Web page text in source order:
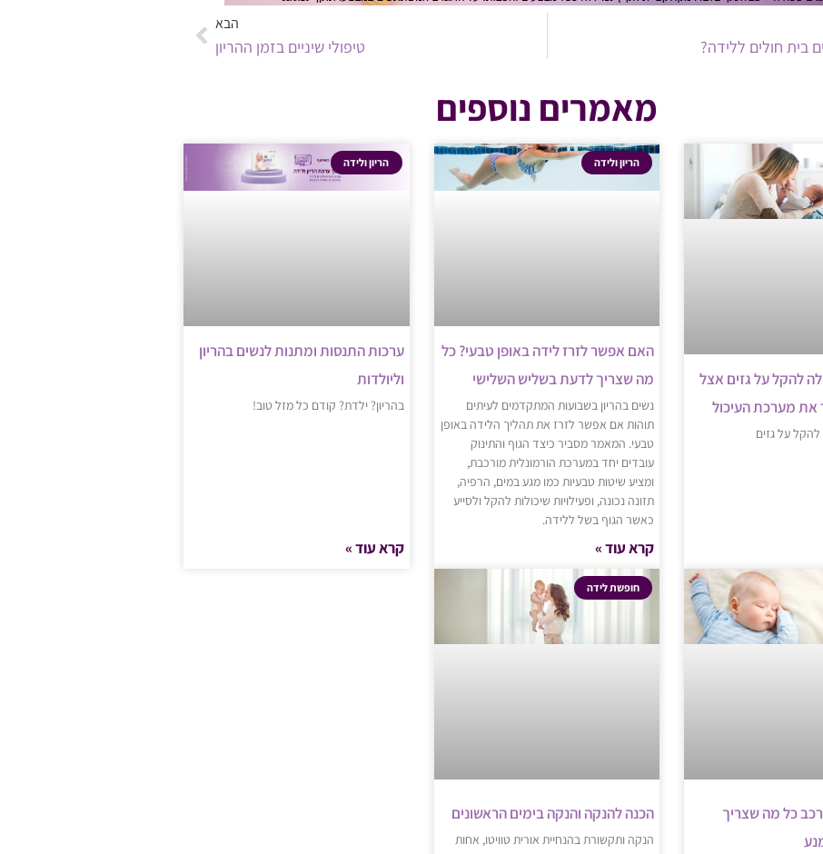
בית חולים ללידה?
הבא
טיפולי שיניים בזמן ההריון
מאמרים נוספים
להקל על גזים אצל
את מערכת העיכול
להקל על גזים
הריון ולידה
האם אפשר לזרז לידה באופן טבעי? כל
מה שצריך לדעת בשליש השלישי
נשים בהריון בשבועות המתקדמים לעיתים
תוהות אם אפשר לזרז את תהליך הלידה באופן
טבעי. המאמר מסביר כיצד הגוף והתינוק
עובדים יחד במערכת הורמונלית מורכבת,
ומציע שיטות טבעיות כמו מגע במים, הרפיה,
תזונה נכונה, ופעילויות שיכולות להקל ולסייע
כאשר הגוף בשל ללידה.
קרא עוד »
הריון ולידה
ערכות התנסות ומתנות לנשים בהריון
וליולדות
בהריון? ילדת? קודם כל מזל טוב!
קרא עוד »
כל מה שצריך
חופשת לידה
הכנה להנקה והנקה בימים הראשונים
הנקה ותקשורת בהנחיית אורית טוויטו, אחות